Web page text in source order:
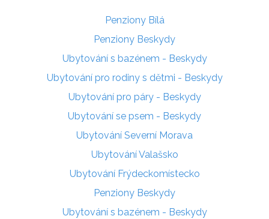
Penziony Bílá
Penziony Beskydy
Ubytování s bazénem - Beskydy
Ubytování pro rodiny s dětmi - Beskydy
Ubytování pro páry - Beskydy
Ubytování se psem - Beskydy
Ubytování Severní Morava
Ubytování Valašsko
Ubytování Frýdeckomístecko
Penziony Beskydy
Ubytování s bazénem - Beskydy